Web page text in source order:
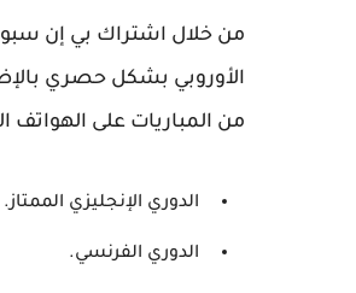
من خلال اشتراك بي إن
الأوروبي بشكل حصري
من المباريات على الهواتف
الدوري الإنجليزي الممتاز.
الدوري الفرنسي.